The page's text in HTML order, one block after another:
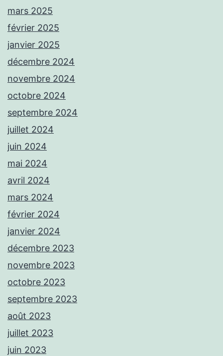
mars 2025
février 2025
janvier 2025
décembre 2024
novembre 2024
octobre 2024
septembre 2024
juillet 2024
juin 2024
mai 2024
avril 2024
mars 2024
février 2024
janvier 2024
décembre 2023
novembre 2023
octobre 2023
septembre 2023
août 2023
juillet 2023
juin 2023